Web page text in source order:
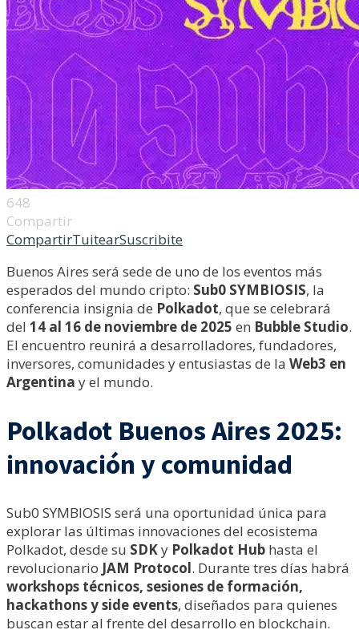
648
Compartir
CompartirTuitearSuscribite
Buenos Aires será sede de uno de los eventos más
esperados del mundo cripto: Sub0 SYMBIOSIS, la
conferencia insignia de Polkadot, que se celebrará
del 14 al 16 de noviembre de 2025 en Bubble Studio.
El encuentro reunirá a desarrolladores, fundadores,
inversores, comunidades y entusiastas de la Web3 en
Argentina y el mundo.
Polkadot Buenos Aires 2025:
innovación y comunidad
Sub0 SYMBIOSIS será una oportunidad única para
explorar las últimas innovaciones del ecosistema
Polkadot, desde su SDKy Polkadot Hub hasta el
revolucionario JAM Protocol. Durante tres días habrá
workshops técnicos, sesiones de formación,
hackathons y side events, diseñados para quienes
buscan estar al frente del desarrollo en blockchain.